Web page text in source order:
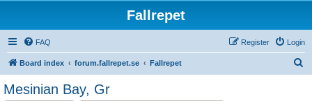
Fallrepet
FAQ Login
Register
Board index forum.fallrepet.se Fallrepet
Mesinian Bay, Gr